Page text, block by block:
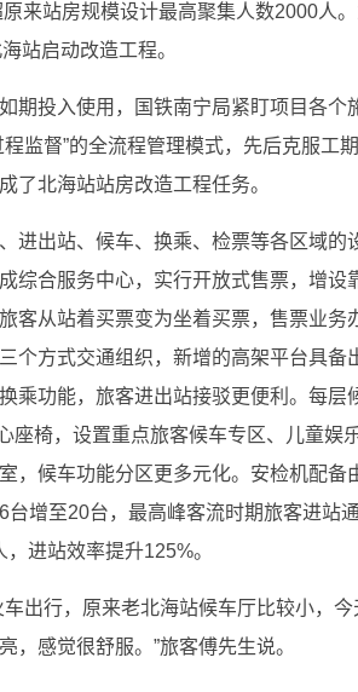
来站房规模设计最高聚集人数2000人
站启动改造工程。
期投入使用，国铁南宁局紧盯项目各个
监督”的全流程管理模式，先后克服工
了北海站站房改造工程任务。
进出站、候车、换乘、检票等各区域的
综合服务中心，实行开放式售票，增设
客从站着买票变为坐着买票，售票业务
个方式交通组织，新增的高架平台具备
乘功能，旅客进出站接驳更便利。每层
座椅，设置重点旅客候车专区、儿童娱
，候车功能分区更多元化。安检机配备
台增至20台，最高峰客流时期旅客进站
进站效率提升125%。
出行，原来老北海站候车厅比较小，
，感觉很舒服。”旅客傅先生说。